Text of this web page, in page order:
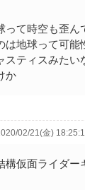
って時空も歪ん
は地球って可能
スティスみたい
か
02/21(金)
構仮面ライダー